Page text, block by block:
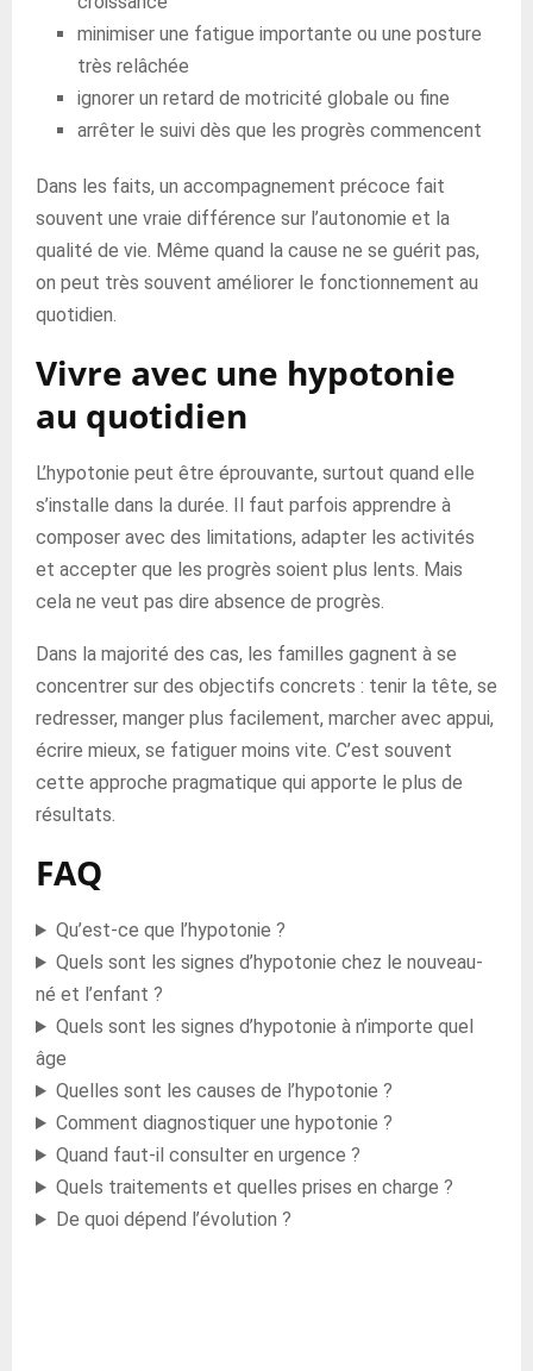
minimiser une fatigue importante ou une posture
très relâchée
ignorer un retard de motricité globale ou fine
arrêter le suivi dès que les progrès commencent
Dans les faits, un accompagnement précoce fait
souvent une vraie différence sur l’autonomie et la
qualité de vie. Même quand la cause ne se guérit pas,
on peut très souvent améliorer le fonctionnement au
quotidien.
Vivre avec une hypotonie
au quotidien
L’hypotonie peut être éprouvante, surtout quand elle
s’installe dans la durée. Il faut parfois apprendre à
composer avec des limitations, adapter les activités
et accepter que les progrès soient plus lents. Mais
cela ne veut pas dire absence de progrès.
Dans la majorité des cas, les familles gagnent à se
concentrer sur des objectifs concrets : tenir la tête, se
redresser, manger plus facilement, marcher avec appui,
écrire mieux, se fatiguer moins vite. C’est souvent
cette approche pragmatique qui apporte le plus de
résultats.
FAQ
Qu’est-ce que l’hypotonie ?
Quels sont les signes d’hypotonie chez le nouveau-
né et l’enfant ?
Quels sont les signes d’hypotonie à n’importe quel
âge
Quelles sont les causes de l’hypotonie ?
Comment diagnostiquer une hypotonie ?
Quand faut-il consulter en urgence ?
Quels traitements et quelles prises en charge ?
De quoi dépend l’évolution ?